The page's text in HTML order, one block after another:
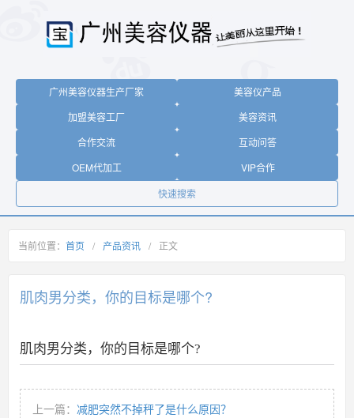
广州美容仪器生产厂家
美容仪产品
加盟美容工厂
美容资讯
合作交流
互动问答
OEM代加工
VIP合作
快速搜索
当前位置： 首页 / 产品资讯 / 正文
肌肉男分类，你的目标是哪个?
肌肉男分类，你的目标是哪个?
上一篇： 减肥突然不掉秤了是什么原因？